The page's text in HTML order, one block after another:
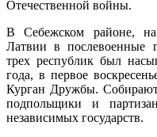
Отечественной войны.
ВСебежском районе,
Латвии в послевоенные
трех республик был
года, в первое
Курган Дружбы.
подпольщики и
независимых государств.